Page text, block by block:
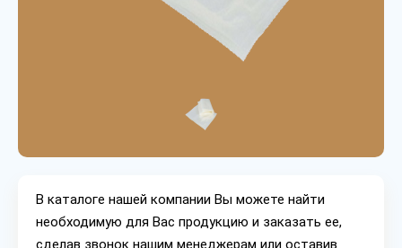
В каталоге нашей компании Вы можете найти
необходимую для Вас продукцию и заказать ее,
сделав звонок нашим менеджерам или оставив